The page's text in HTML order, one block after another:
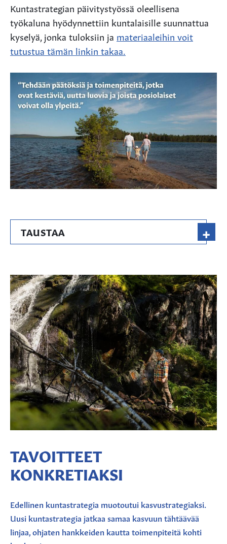
Kuntastrategian päivitystyössä oleellisena
työkaluna hyödynnettiin kuntalaisille suunnattua
kyselyä, jonka tuloksiin ja materiaaleihin voit
tutustua tämän linkin takaa.
TAUSTAA +
TAVOITTEET
KONKRETIAKSI
Edellinen kuntastrategia muotoutui kasvustrategiaksi.
Uusi kuntastrategia jatkaa samaa kasvuun tähtäävää
linjaa, ohjaten hankkeiden kautta toimenpiteitä kohti